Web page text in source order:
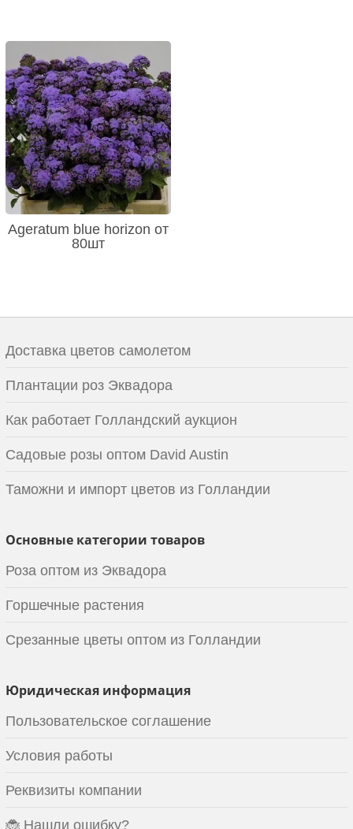
Ageratum blue horizon от
80шт
Доставка цветов самолетом
Плантации роз Эквадора
Как работает Голландский аукцион
Садовые розы оптом David Austin
Таможни и импорт цветов из Голландии
Основные категории товаров
Роза оптом из Эквадора
Горшечные растения
Срезанные цветы оптом из Голландии
Юридическая информация
Пользовательское соглашение
Условия работы
Реквизиты компании
🐞 Нашли ошибку?